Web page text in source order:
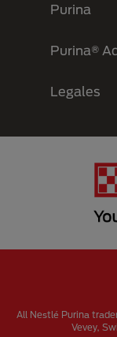
Purina
Purina®
Legales
All Nestlé Purina
Vevey,